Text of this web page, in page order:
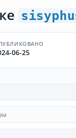
06-25